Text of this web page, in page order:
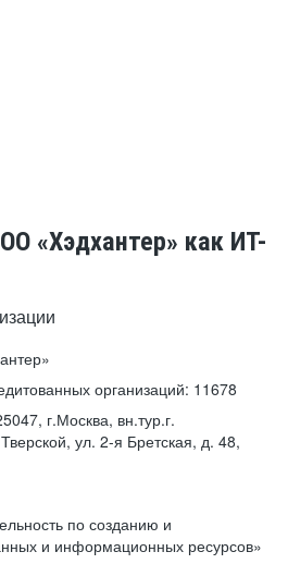
«Хэдхантер» как ИТ-
организаций: 11678
г.Москва, вн.тур.г.
ул. 2-я Бретская, д. 48,
по созданию и
и информационных ресурсов»